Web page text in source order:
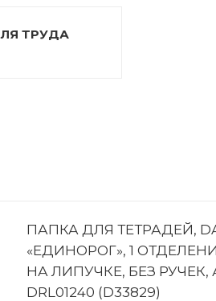
ТРУДА
ПАПКА ДЛЯ ТЕТРАДЕЙ,
«ЕДИНОРОГ», 1
НА ЛИПУЧКЕ, БЕЗ РУЧЕК,
DRL01240 (D33829)